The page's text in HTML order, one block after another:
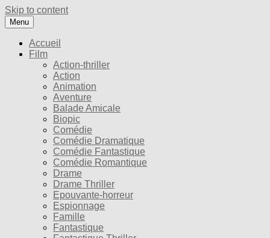
Skip to content
Menu
Accueil
Film
Action-thriller
Action
Animation
Aventure
Balade Amicale
Biopic
Comédie
Comédie Dramatique
Comédie Fantastique
Comédie Romantique
Drame
Drame Thriller
Epouvante-horreur
Espionnage
Famille
Fantastique